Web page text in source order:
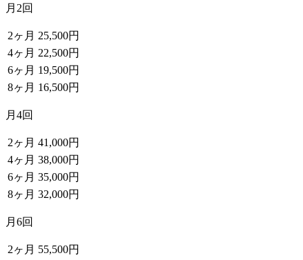
月2回
2ヶ月 25,500円
4ヶ月 22,500円
6ヶ月 19,500円
8ヶ月 16,500円
月4回
2ヶ月 41,000円
4ヶ月 38,000円
6ヶ月 35,000円
8ヶ月 32,000円
月6回
2ヶ月 55,500円